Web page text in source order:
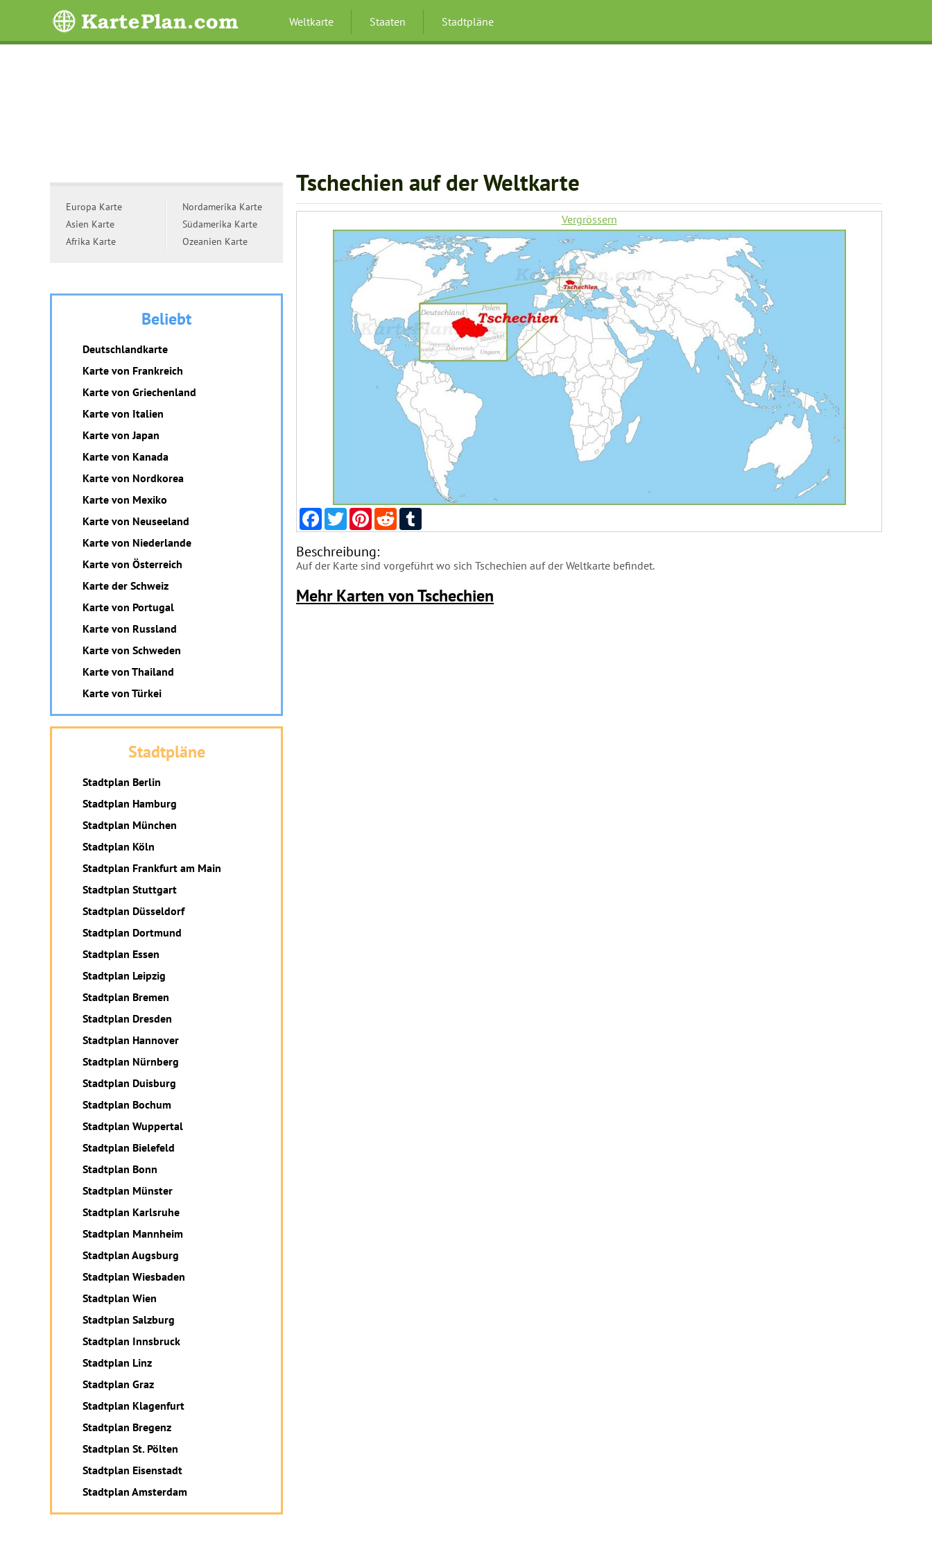
Weltkarte Staaten Stadtpläne
Tschechien auf der Weltkarte
Vergrössern
Facebook
TwitterPinterest
Reddit
Beschreibung:
Auf der Karte sind vorgeführt wo sich Tschechien auf der Weltkarte befindet.
Mehr Karten von Tschechien
Europa Karte
Asien Karte
Afrika Karte
Nordamerika Karte
Südamerika Karte
Ozeanien Karte
Beliebt
Deutschlandkarte
Karte von Frankreich
Karte von Griechenland
Karte von Italien
Karte von Japan
Karte von Kanada
Karte von Nordkorea
Karte von Mexiko
Karte von Neuseeland
Karte von Niederlande
Karte von Österreich
Karte der Schweiz
Karte von Portugal
Karte von Russland
Karte von Schweden
Karte von Thailand
Karte von Türkei
Stadtpläne
Stadtplan Berlin
Stadtplan Hamburg
Stadtplan München
Stadtplan Köln
Stadtplan Frankfurt am Main
Stadtplan Stuttgart
Stadtplan Düsseldorf
Stadtplan Dortmund
Stadtplan Essen
Stadtplan Leipzig
Stadtplan Bremen
Stadtplan Dresden
Stadtplan Hannover
Stadtplan Nürnberg
Stadtplan Duisburg
Stadtplan Bochum
Stadtplan Wuppertal
Stadtplan Bielefeld
Stadtplan Bonn
Stadtplan Münster
Stadtplan Karlsruhe
Stadtplan Mannheim
Stadtplan Augsburg
Stadtplan Wiesbaden
Stadtplan Wien
Stadtplan Salzburg
Stadtplan Innsbruck
Stadtplan Linz
Stadtplan Graz
Stadtplan Klagenfurt
Stadtplan Bregenz
Stadtplan St. Pölten
Stadtplan Eisenstadt
Stadtplan Amsterdam